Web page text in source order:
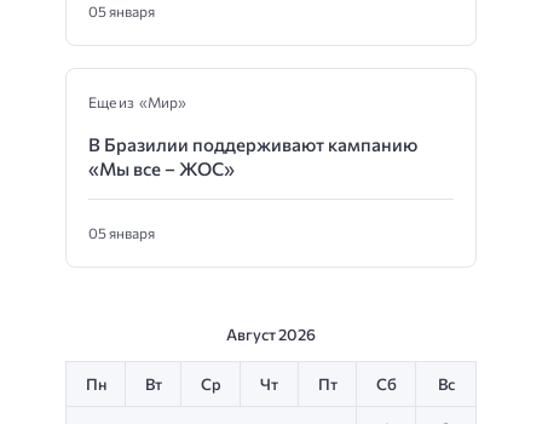
05 января
Еще из «Мир»
В Бразилии поддерживают кампанию
«Мы все – ЖОС»
05 января
Август 2026
Пн Вт Ср Чт Пт Сб Вс